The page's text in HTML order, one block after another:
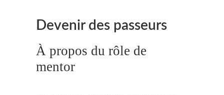
Devenir des passeurs
À propos du rôle de
mentor